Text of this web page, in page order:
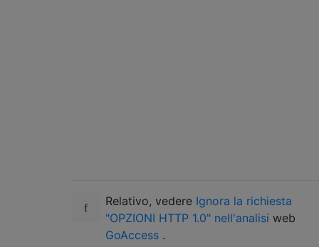
Relativo, vedere Ignora la richiesta
"OPZIONI HTTP 1.0" nell'analisi web
GoAccess .